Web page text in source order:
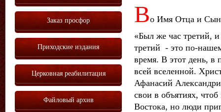
Во Имя Отца и
«Был же час третий,
третий - это по-
время. В этот день, в
всей вселенной.
Афанасий
свои в объятиях,
Востока, но люди
Заказ просфор
Приходские издания
Церковная реабилитация
Файловый архив